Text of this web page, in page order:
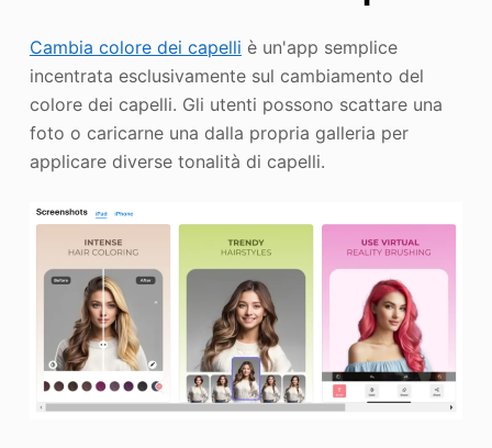
Cambia colore dei capelli è un'app semplice
incentrata esclusivamente sul cambiamento del
colore dei capelli. Gli utenti possono scattare una
foto o caricarne una dalla propria galleria per
applicare diverse tonalità di capelli.